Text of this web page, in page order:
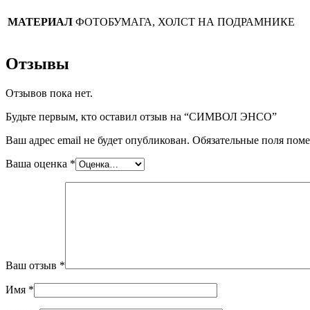
МАТЕРИАЛ ФОТОБУМАГА, ХОЛСТ НА ПОДРАМНИКЕ
Отзывы
Отзывов пока нет.
Будьте первым, кто оставил отзыв на “СИМВОЛ ЭНСО”
Ваш адрес email не будет опубликован. Обязательные поля
Ваша оценка *
Ваш отзыв *
Имя *